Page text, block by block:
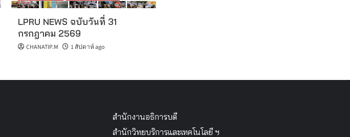
LPRU NEWS ฉบับวันที่ 31
กรกฎาคม 2569
CHANATIP.M 1 สัปดาห์ ago
สำนักงานอธิการบดี
สำนักวิทยบริการและเทคโนโลยี ฯ